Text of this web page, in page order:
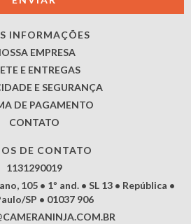
INFORMAÇÕES
EMPRESA
E ENTREGAS
E SEGURANÇA
DE PAGAMENTO
CONTATO
DE CONTATO
1131290019
105 • 1º and. • SL 13 • República •
SP • 01037 906